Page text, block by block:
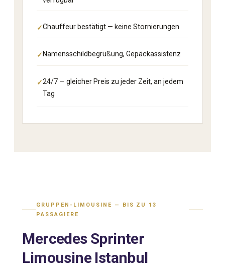
Chauffeur bestätigt — keine Stornierungen
Namensschildbegrüßung, Gepäckassistenz
24/7 — gleicher Preis zu jeder Zeit, an jedem
Tag
GRUPPEN-LIMOUSINE — BIS ZU 13
PASSAGIERE
Mercedes Sprinter
Limousine Istanbul